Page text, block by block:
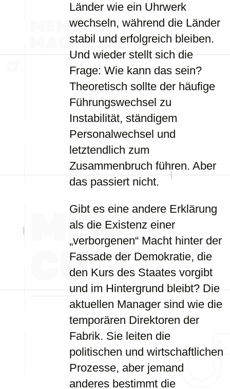
Länder wie ein Uhrwerk
wechseln, während die Länder
stabil und erfolgreich bleiben.
Und wieder stellt sich die
Frage: Wie kann das sein?
Theoretisch sollte der häufige
Führungswechsel zu
Instabilität, ständigem
Personalwechsel und
letztendlich zum
Zusammenbruch führen. Aber
das passiert nicht.
Gibt es eine andere Erklärung
als die Existenz einer
„verborgenen“ Macht hinter der
Fassade der Demokratie, die
den Kurs des Staates vorgibt
und im Hintergrund bleibt? Die
aktuellen Manager sind wie die
temporären Direktoren der
Fabrik. Sie leiten die
politischen und wirtschaftlichen
Prozesse, aber jemand
anderes bestimmt die